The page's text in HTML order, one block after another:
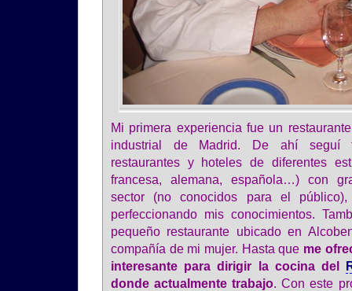
Mi primera experiencia fue un
industrial de Madrid. De ahí seguí
restaurantes y hoteles de diferentes
francesa, alemana, española…) con
sector (no conocidos para el
perfeccionando mis conocimientos.
pequeño restaurante ubicado en
compañía de mi mujer. Hasta que me
interesante para dirigir la cocina del
donde actualmente trabajo. Con este